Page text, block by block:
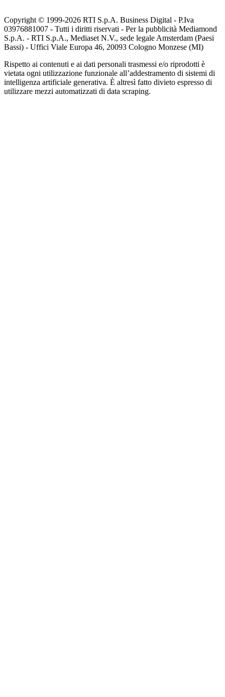
Copyright © 1999-2026 RTI S.p.A. Business Digital - P.Iva
03976881007 - Tutti i diritti riservati - Per la pubblicità Mediamond
S.p.A. - RTI S.p.A., Mediaset N.V., sede legale Amsterdam (Paesi
Bassi) - Uffici Viale Europa 46, 20093 Cologno Monzese (MI)
Rispetto ai contenuti e ai dati personali trasmessi e/o riprodotti è
vietata ogni utilizzazione funzionale all’addestramento di sistemi di
intelligenza artificiale generativa. È altresì fatto divieto espresso di
utilizzare mezzi automatizzati di data scraping.